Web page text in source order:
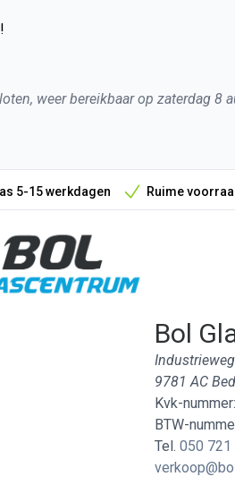
weer bereikbaar op zaterdag 8
5-15 werkdagen Ruime
Bol
9781 AC
Kvk-
BTW-
Tel. 050 721